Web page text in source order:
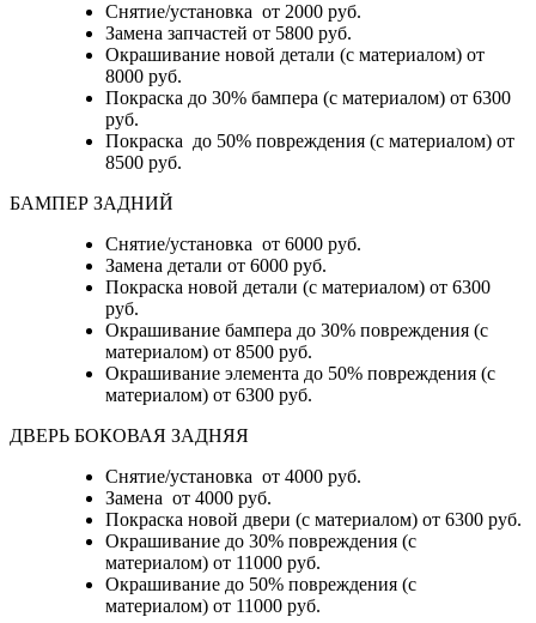
Снятие/установка от 2000 руб.
Замена запчастей от 5800 руб.
Окрашивание новой детали (с материалом) от
8000 руб.
Покраска до 30% бампера (с материалом) от 6300
руб.
Покраска до 50% повреждения (с материалом) от
8500 руб.
БАМПЕР ЗАДНИЙ
Снятие/установка от 6000 руб.
Замена детали от 6000 руб.
Покраска новой детали (с материалом) от 6300
руб.
Окрашивание бампера до 30% повреждения (с
материалом) от 8500 руб.
Окрашивание элемента до 50% повреждения (с
материалом) от 6300 руб.
ДВЕРЬ БОКОВАЯ ЗАДНЯЯ
Снятие/установка от 4000 руб.
Замена от 4000 руб.
Покраска новой двери (с материалом) от 6300 руб.
Окрашивание до 30% повреждения (с
материалом) от 11000 руб.
Окрашивание до 50% повреждения (с
материалом) от 11000 руб.